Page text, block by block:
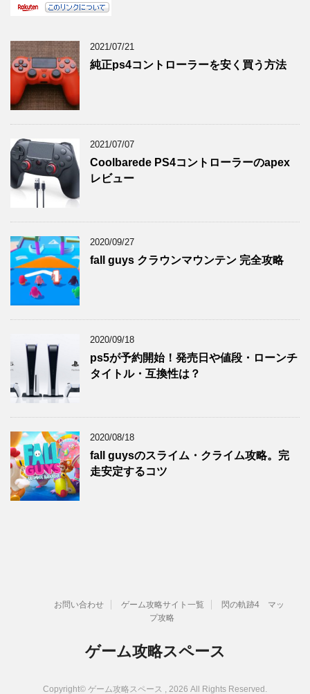
2021/07/21
純正ps4コントローラーを安く買う方法
2021/07/07
Coolbarede PS4コントローラーのapex
レビュー
2020/09/27
fall guys クラウンマウンテン 完全攻略
2020/09/18
ps5が予約開始！発売日や値段・ローンチ
タイトル・互換性は？
2020/08/18
fall guysのスライム・クライム攻略。完
走安定するコツ
お問い合わせ ゲーム攻略サイト一覧
閃の軌跡4 マッ
プ攻略
ゲーム攻略スペース
Copyright© ゲーム攻略スペース , 2026 All Rights Reserved.